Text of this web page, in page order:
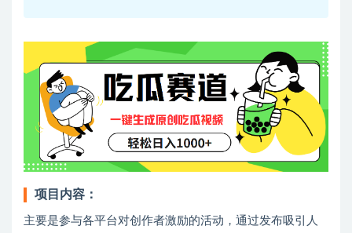
项目内容：
主要是参与各平台对创作者激励的活动，通过发布吸引人